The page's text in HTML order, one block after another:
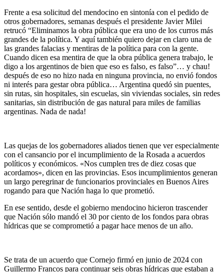
Frente a esa solicitud del mendocino en sintonía con el pedido de
otros gobernadores, semanas después el presidente Javier Milei
retrucó “Eliminamos la obra pública que era uno de los curros más
grandes de la política. Y aquí también quiero dejar en claro una de
las grandes falacias y mentiras de la política para con la gente.
Cuando dicen esa mentira de que la obra pública genera trabajo, le
digo a los argentinos de bien que eso es falso, es falso”… y chau!
después de eso no hizo nada en ninguna provincia, no envió fondos
ni interés para gestar obra pública… Argentina quedó sin puentes,
sin rutas, sin hospitales, sin escuelas, sin viviendas sociales, sin redes
sanitarias, sin distribución de gas natural para miles de familias
argentinas. Nada de nada!
Las quejas de los gobernadores aliados tienen que ver especialmente
con el cansancio por el incumplimiento de la Rosada a acuerdos
políticos y económicos. «Nos cumplen tres de diez cosas que
acordamos», dicen en las provincias. Esos incumplimientos generan
un largo peregrinar de funcionarios provinciales en Buenos Aires
rogando para que Nación haga lo que prometió.
En ese sentido, desde el gobierno mendocino hicieron trascender
que Nación sólo mandó el 30 por ciento de los fondos para obras
hídricas que se comprometió a pagar hace menos de un año.
Se trata de un acuerdo que Cornejo firmó en junio de 2024 con
Guillermo Francos para continuar seis obras hídricas que estaban a